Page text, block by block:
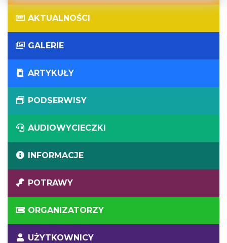
AKTUALNOŚCI
GALERIE
ARTYKUŁY
PODSERWISY
AUDIOWYCIECZKI
INFORMACJE
POTRAWY
ORGANIZATORZY
UŻYTKOWNICY